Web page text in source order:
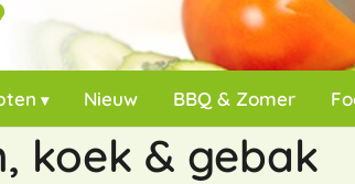
Nieuw BBQ & Zomer
koek & gebak